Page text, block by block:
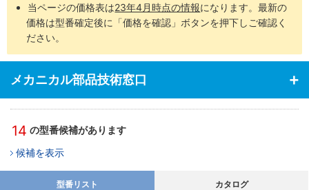
当ページの価格表は23年4月時点の情報になります。最新の
価格は型番確定後に「価格を確認」ボタンを押下しご確認く
ださい。
メカニカル部品技術窓口
14 の型番候補があります
候補を表示
型番リスト カタログ